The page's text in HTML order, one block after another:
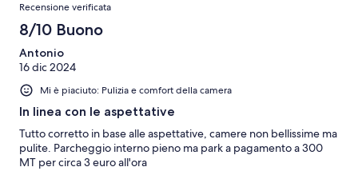
Recensione verificata
8/10 Buono
Antonio
16 dic 2024
Mi è piaciuto: Pulizia e comfort della camera
In linea con le aspettative
Tutto corretto in base alle aspettative, camere non bellissime ma
pulite. Parcheggio interno pieno ma park a pagamento a 300
MT per circa 3 euro all'ora